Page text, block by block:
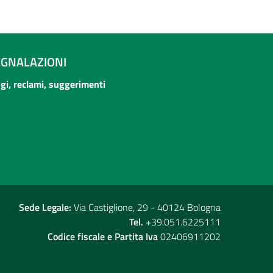
reclami, suggerimenti
Sede Legale: Via Castiglione, 29 - 40124 Bologna
Tel. +39.051.6225111
Codice fiscale e Partita Iva02406911202